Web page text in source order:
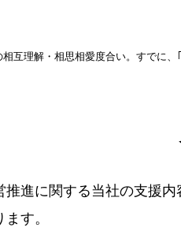
互理解・相思相愛度合い。すでに
推進に関する当社の支援
す。